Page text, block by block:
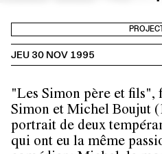
JEU 30 NOV 1995
"Les Simon père et fils",
Simon et Michel Boujut
portrait de deux
qui ont eu la même